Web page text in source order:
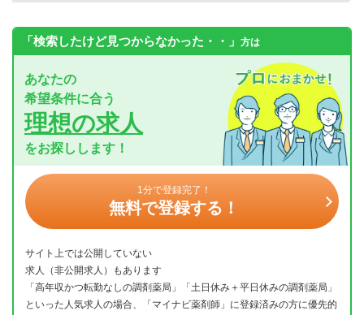
「検索したけど見つからなかった・・」 方は
あなたの
希望条件に合う
理想の求人
をお探しします！
1分で登録完了！
無料で登録する！
サイト上では公開していない
求人（非公開求人）もあります
「高年収かつ転勤なしの調剤薬局」「土日休み＋平日休みの調剤薬局」
といった人気求人の場合、「マイナビ薬剤師」に登録済みの方に優先的